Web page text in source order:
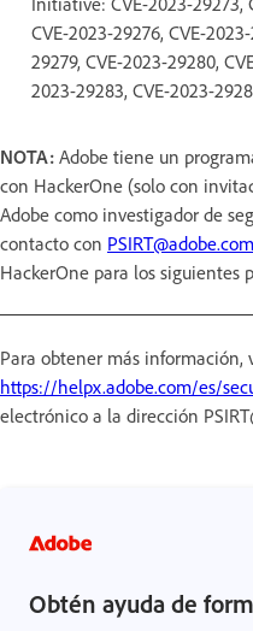
CVE-2023-29276, CVE-
29279, CVE-2023-29280,
2023-29283, CVE-2023-
NOTA: Adobe tiene un
con HackerOne (solo con
Adobe como investigador de
contacto con PSIRT@adobe.com
HackerOne para los siguientes
Para obtener más información,
https://helpx.adobe.com/es/
electrónico a la dirección
Obtén ayuda de